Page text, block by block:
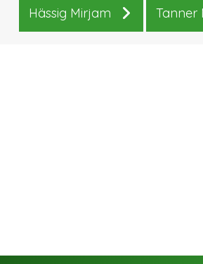
Hässig Mirjam Tanner